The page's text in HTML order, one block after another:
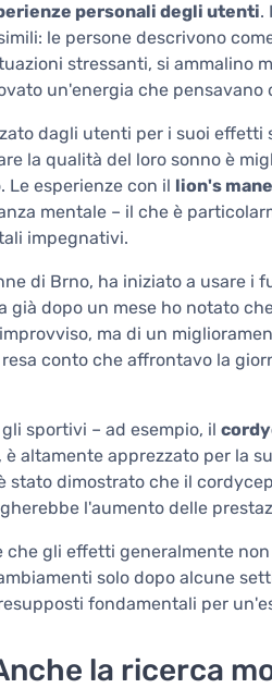
personali degli utenti.
le persone descrivono
stressanti, si ammalino
un'energia che pensavano
dagli utenti per i suoi effetti
la qualità del loro sonno è
Le esperienze con il lion's mane
mentale – il che è
impegnativi.
di Brno, ha iniziato a usare i
già dopo un mese ho notato
ma di un
conto che affrontavo la
sportivi – ad esempio, il
altamente apprezzato per la
stato dimostrato che il
l'aumento delle
che gli effetti generalmente
solo dopo alcune
fondamentali per
la ricerca